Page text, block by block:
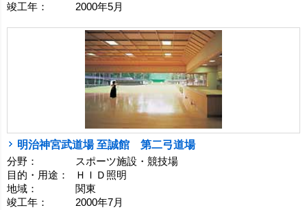
竣工年：
2000年5月
明治神宮武道場 至誠館 第二弓道場
分野：
スポーツ施設・競技場
目的・用途：
ＨＩＤ照明
地域：
関東
竣工年：
2000年7月